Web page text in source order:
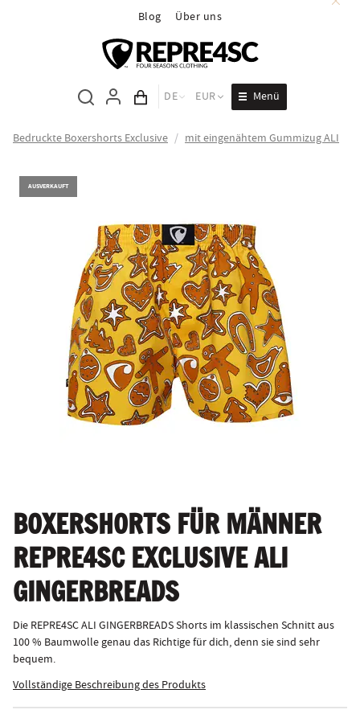
Blog Über uns
Inhalt des Wagens
DE EUR Menü
Bedruckte Boxershorts Exclusive / mit eingenähtem Gummizug ALI
AUSVERKAUFT
BOXERSHORTS FÜR MÄNNER
REPRE4SC EXCLUSIVE ALI
GINGERBREADS
Die REPRE4SC ALI GINGERBREADS Shorts im klassischen Schnitt aus
100 % Baumwolle genau das Richtige für dich, denn sie sind sehr
bequem.
Vollständige Beschreibung des Produkts